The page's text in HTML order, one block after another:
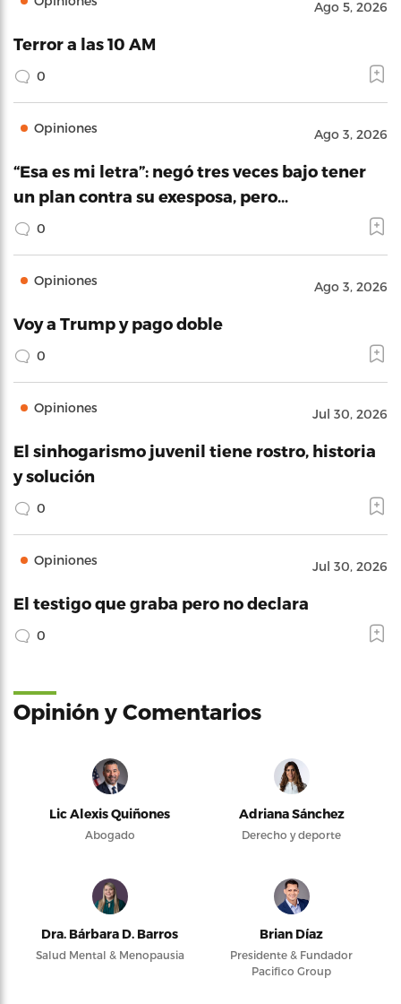
Ago 5, 2026
Terror a las 10 AM
0
Opiniones Ago 3, 2026
“Esa es mi letra”: negó tres veces bajo tener
un plan contra su exesposa, pero…
0
Opiniones Ago 3, 2026
Voy a Trump y pago doble
0
Opiniones Jul 30, 2026
El sinhogarismo juvenil tiene rostro, historia
y solución
0
Opiniones Jul 30, 2026
El testigo que graba pero no declara
0
Opinión y Comentarios
Lic Alexis Quiñones
Abogado
Adriana Sánchez
Derecho y deporte
Dra. Bárbara D. Barros
Salud Mental & Menopausia
Brian Díaz
Presidente & Fundador
Pacifico Group